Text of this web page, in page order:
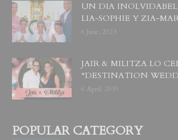
UN DIA
LIA-SOPHIE Y ZIA-
6 June, 2023
JAIR & MILITZA LO
“DESTINATION
6 April, 2019
POPULAR CATEGORY